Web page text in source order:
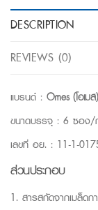
DESCRIPTION
REVIEWS (0)
แบรนด์ : Omes (โอเมส)
ขนาดบรรจุ : 6 ซอง
เลขที่ อย. : 11-1-
ส่วนประกอบ
1. สารสกัดจากเมล็ดก